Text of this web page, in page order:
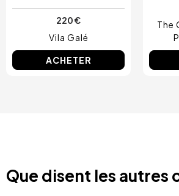
220 €
Vila Galé
ACHETER
The
Que disent les autres